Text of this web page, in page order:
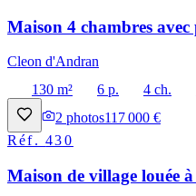
Maison 4 chambres avec
Cleon d'Andran
130 m²
6 p. 4 ch.
2 photos117 000 €
Réf.430
Maison de village louée